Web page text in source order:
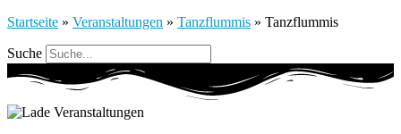
Startseite » Veranstaltungen » Tanzflummis » Tanzflummis
Suche